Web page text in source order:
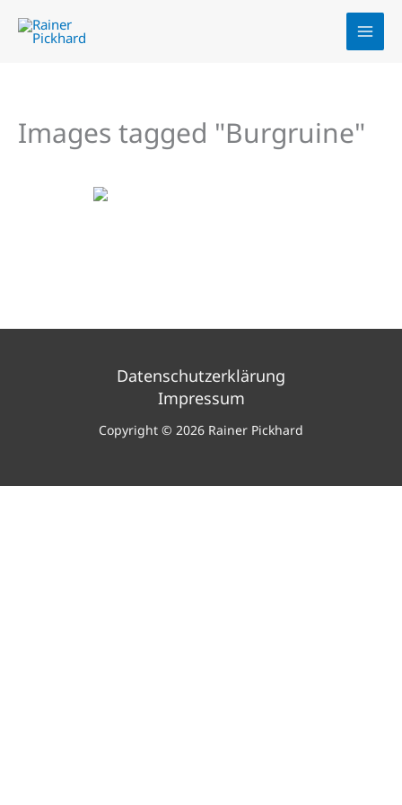
Inhalt
Images tagged "Burgruine"
Datenschutzerklärung
Impressum
Copyright © 2026 Rainer Pickhard